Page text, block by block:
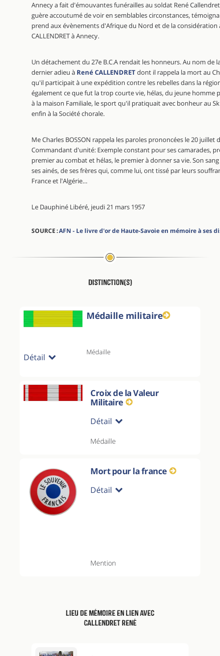
Annecy a fait d'émouvantes funérailles au soldat René
guère accoutumé de voir en semblables circonstances,
prend aux évènements d'Afrique du Nord et de la
CALLENDRET à Annecy.
Un détachement du 27e B.C.A rendait les honneurs. Au nom de
dernier adieu à René CALLENDRETdont il rappela la mort au
qu'il participait à une expédition contre les rebelles dans la
également ce que fut la trop courte vie, hélas, du jeune homme
à la maison Familiale, le sport qu'il pratiquait avec bonheur au
enfin à la Société chorale.
Me Charles BOSSON rappela les paroles prononcées le 20
Commandant d'unité: Exemple constant pour ses camarades,
premier au combat et hélas, le premier à donner sa vie. Son
ses ainés, de ses frères qui, comme lui, ont tissé par leurs
France et l'Algérie…
Le Dauphiné Libéré, jeudi 21 mars 1957
SOURCE :AFN - Le livre d'or de Haute-Savoie en mémoire à ses
Distinction(s)
Médaille militaire
Détail Médaille
Croix de la Valeur
Militaire
Détail
Médaille
Mort pour la france
Détail
Mention
Lieu de mémoire en lien avec
CALLENDRET René